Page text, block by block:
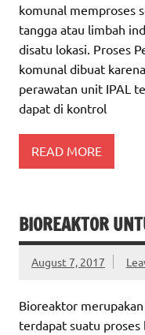
komunal memproses
tangga atau limbah
disatu lokasi. Proses
komunal dibuat
perawatan unit IPAL
dapat di kontrol
READ MORE
BIOREAKTOR
August 7, 2017
Bioreaktor
terdapat suatu proses